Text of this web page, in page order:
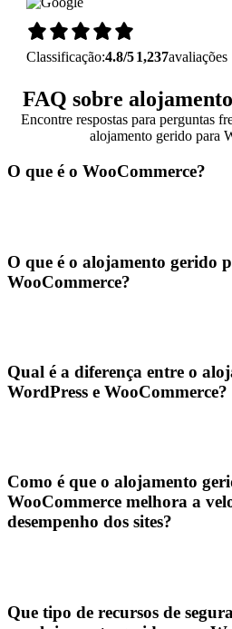
Classificação:4.8/51,237avaliações
FAQ sobre
Encontre respostas para perguntas
alojamento gerido para
O que é o WooCommerce?
O que é o alojamento gerido
WooCommerce?
Qual é a diferença entre o
WordPress e WooCommerce?
Como é que o alojamento
WooCommerce melhora a
desempenho dos sites?
Que tipo de recursos de